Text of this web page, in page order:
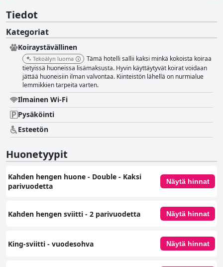
Tiedot
Kategoriat
Koiraystävällinen
Tekoälyn luoma
Tämä hotelli sallii kaksi minkä kokoista koiraa
tietyissä huoneissa lisämaksusta. Hyvin käyttäytyvät koirat voidaan
jättää huoneisiin ilman valvontaa. Kiinteistön lähellä on nurmialue
lemmikkien tarpeita varten.
Ilmainen Wi-Fi
Pysäköinti
Esteetön
Huonetyypit
Kahden hengen huone - Double - Kaksi
parivuodetta
Näytä hinnat
Kahden hengen sviitti - 2 parivuodetta Näytä hinnat
King-sviitti - vuodesohva Näytä hinnat